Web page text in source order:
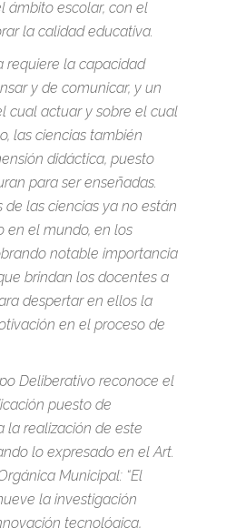
ámbito escolar, con el
la calidad educativa.
requiere la capacidad
y de comunicar, y un
cual actuar y sobre el cual
las ciencias también
didáctica, puesto
para ser enseñadas.
de las ciencias ya no están
en el mundo, en los
notable importancia
brindan los docentes a
despertar en ellos la
en el proceso de
Deliberativo reconoce el
puesto de
la realización de este
lo expresado en el Art.
Municipal: “El
la investigación
tecnológica,